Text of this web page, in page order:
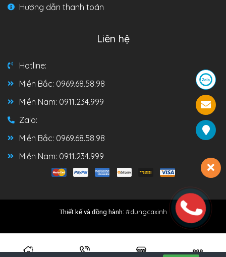
Hướng dẫn thanh toán
Liên hệ
Hotline:
Miền Bắc: 0969.68.58.98
Miền Nam: 0911.234.999
Zalo:
Miền Bắc: 0969.68.58.98
Miền Nam: 0911.234.999
Thiết kế và đồng hành: #dungcaxinh